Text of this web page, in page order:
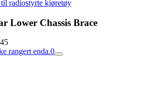
til radiostyrte kjøretøy
Lower Chassis Brace
rangert enda.0